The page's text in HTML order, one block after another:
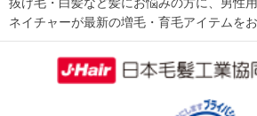
ネイチャーが最新の増毛・育毛アイテムを